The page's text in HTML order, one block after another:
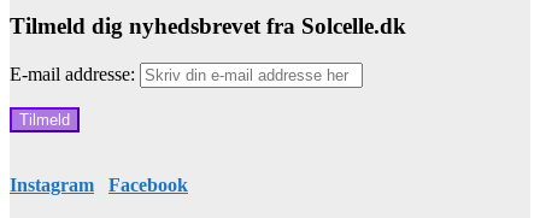
Tilmeld dig nyhedsbrevet fra Solcelle.dk
E-mail addresse:
Instagram Facebook